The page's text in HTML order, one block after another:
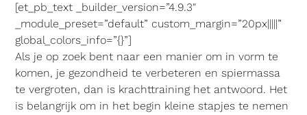
[et_pb_text _builder_version=”4.9.3″
_module_preset=”default” custom_margin=”20px|||||”
global_colors_info=”{}”]
Als je op zoek bent naar een manier om in vorm te
komen, je gezondheid te verbeteren en spiermassa
te vergroten, dan is krachttraining het antwoord. Het
is belangrijk om in het begin kleine stapjes te nemen